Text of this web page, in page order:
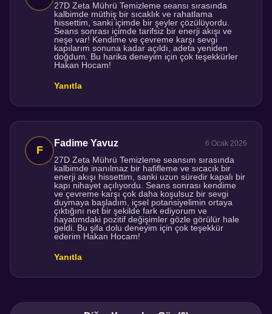
27D Zeta Mührü Temizleme seansı sırasında
kalbimde müthiş bir sıcaklık ve rahatlama
hissettim, sanki içimde bir şeyler çözülüyordu.
Seans sonrası içimde tarifsiz bir enerji akışı ve
neşe var! Kendime ve çevreme karşı sevgi
kapılarım sonuna kadar açıldı, adeta yeniden
doğdum. Bu harika deneyim için çok teşekkürler
Hakan Hocam!
Yanıtla
Fadime Yavuz 6 Ocak 2026
27D Zeta Mührü Temizleme seansım sırasında
kalbimde inanılmaz bir hafifleme ve sıcacık bir
enerji akışı hissettim, sanki uzun süredir kapalı bir
kapı nihayet açılıyordu. Seans sonrası kendime
ve çevreme karşı çok daha koşulsuz bir sevgi
duymaya başladım, içsel potansiyelimin ortaya
çıktığını net bir şekilde fark ediyorum ve
hayatımdaki pozitif değişimler gözle görülür hale
geldi. Bu şifa dolu deneyim için çok teşekkür
ederim Hakan Hocam!
Yanıtla